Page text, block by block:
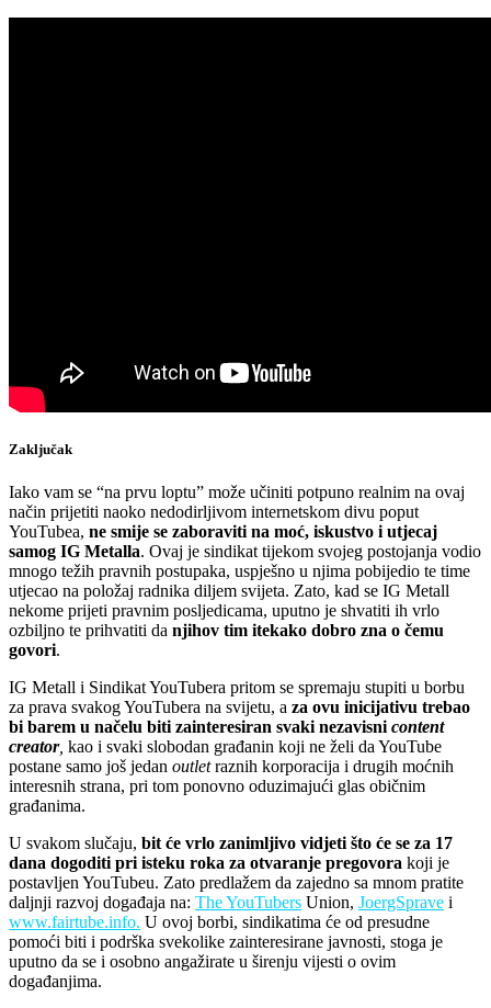
Zaključak
Iako vam se “na prvu loptu” može učiniti potpuno realnim na ovaj
način prijetiti naoko nedodirljivom internetskom divu poput
YouTubea, ne smije se zaboraviti na moć, iskustvo i utjecaj
samog IG Metalla. Ovaj je sindikat tijekom svojeg postojanja vodio
mnogo težih pravnih postupaka, uspješno u njima pobijedio te time
utjecao na položaj radnika diljem svijeta. Zato, kad se IG Metall
nekome prijeti pravnim posljedicama, uputno je shvatiti ih vrlo
ozbiljno te prihvatiti da njihov tim itekako dobro zna o čemu
govori.
IG Metall i Sindikat YouTubera pritom se spremaju stupiti u borbu
za prava svakog YouTubera na svijetu, a za ovu inicijativu trebao
bi barem u načelu biti zainteresiran svaki nezavisni content
creator, kao i svaki slobodan građanin koji ne želi da YouTube
postane samo još jedan outletraznih korporacija i drugih moćnih
interesnih strana, pri tom ponovno oduzimajući glas običnim
građanima.
U svakom slučaju, bit će vrlo zanimljivo vidjeti što će se za 17
dana dogoditi pri isteku roka za otvaranje pregovora koji je
postavljen YouTubeu. Zato predlažem da zajedno sa mnom pratite
daljnji razvoj događaja na: The YouTubers Union, JoergSprave i
www.fairtube.info. U ovoj borbi, sindikatima će od presudne
pomoći biti i podrška svekolike zainteresirane javnosti, stoga je
uputno da se i osobno angažirate u širenju vijesti o ovim
događanjima.